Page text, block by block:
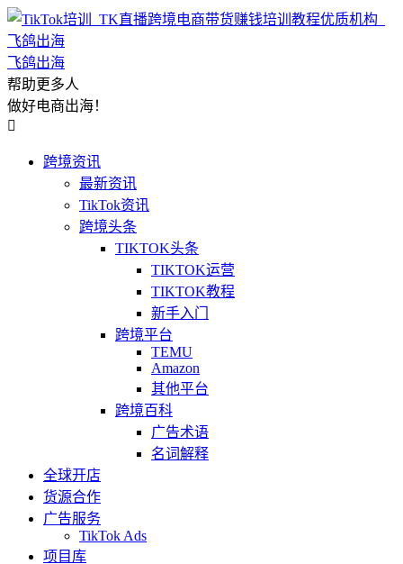
飞鸽出海
帮助更多人
做好电商出海！

跨境资讯
最新资讯
TikTok资讯
跨境头条
TIKTOK头条
TIKTOK运营
TIKTOK教程
新手入门
跨境平台
TEMU
Amazon
其他平台
跨境百科
广告术语
名词解释
全球开店
货源合作
广告服务
TikTok Ads
项目库